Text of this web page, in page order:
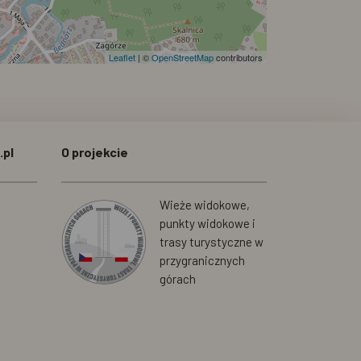
Leaflet | ©OpenStreetMapcontributors
O projekcie
Wieże widokowe,
punkty widokowe i
trasy turystyczne w
przygranicznych
górach